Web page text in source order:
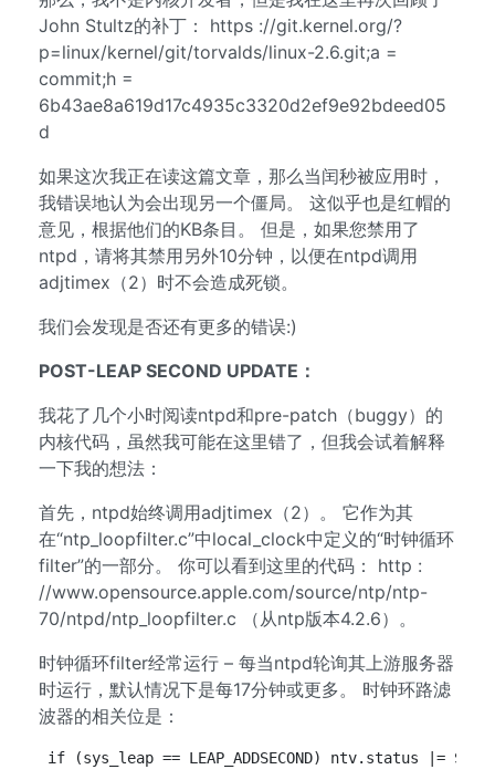
John Stultz的补丁： https ://git.kernel.org/?
p=linux/kernel/git/torvalds/linux-2.6.git;a =
commit;h =
6b43ae8a619d17c4935c3320d2ef9e92bdeed05
d
如果这次我正在读这篇文章，那么当闰秒被应用时，
我错误地认为会出现另一个僵局。 这似乎也是红帽的
意见，根据他们的KB条目。 但是，如果您禁用了
ntpd，请将其禁用另外10分钟，以便在ntpd调用
adjtimex（2）时不会造成死锁。
我们会发现是否还有更多的错误:)
POST-LEAP SECOND UPDATE：
我花了几个小时阅读ntpd和pre-patch（buggy）的
内核代码，虽然我可能在这里错了，但我会试着解释
一下我的想法：
首先，ntpd始终调用adjtimex（2）。 它作为其
在“ntp_loopfilter.c”中local_clock中定义的“时钟循环
filter”的一部分。 你可以看到这里的代码： http :
//www.opensource.apple.com/source/ntp/ntp-
70/ntpd/ntp_loopfilter.c （从ntp版本4.2.6）。
时钟循环filter经常运行 – 每当ntpd轮询其上游服务器
时运行，默认情况下是每17分钟或更多。 时钟环路滤
波器的相关位是：
if (sys_leap == LEAP_ADDSECOND) ntv.status |=